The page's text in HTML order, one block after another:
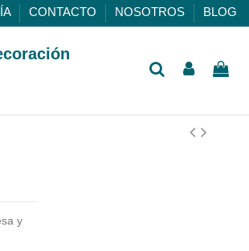
CONTACTO NOSOTROS BLOG
y